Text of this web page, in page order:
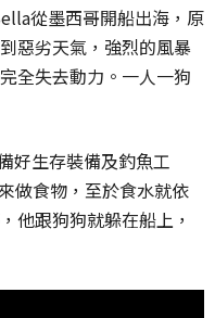
從墨西哥開船出海，原
惡劣天氣，強烈的風暴
全失去動力。一人一狗
好生存裝備及釣魚工
做食物，至於食水就依
他跟狗狗就躲在船上，